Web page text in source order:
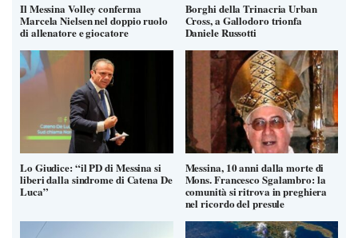
Il Messina Volley conferma
Marcela Nielsen nel doppio ruolo
di allenatore e giocatore
Borghi della Trinacria Urban
Cross, a Gallodoro trionfa
Daniele Russotti
Lo Giudice: “il PD di Messina si
liberi dalla sindrome di Catena De
Luca”
Messina, 10 anni dalla morte di
Mons. Francesco Sgalambro: la
comunità si ritrova in preghiera
nel ricordo del presule